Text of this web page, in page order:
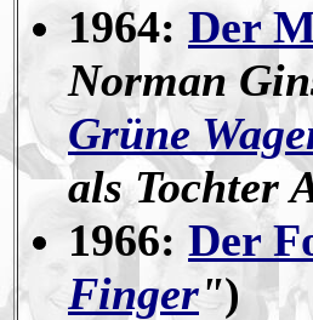
1964: Der
Norman
Grüne
als Tochter
1966: Der
Finger")